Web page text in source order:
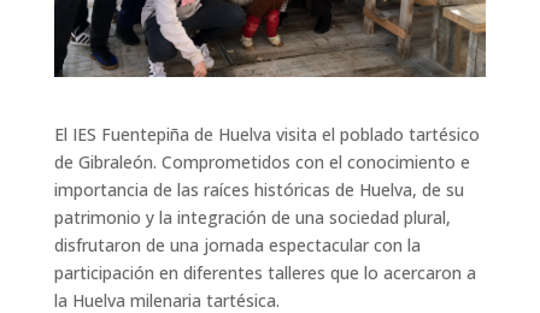
El IES Fuentepiña de Huelva visita el poblado tartésico
de Gibraleón. Comprometidos con el conocimiento e
importancia de las raíces históricas de Huelva, de su
patrimonio y la integración de una sociedad plural,
disfrutaron de una jornada espectacular con la
participación en diferentes talleres que lo acercaron a
la Huelva milenaria tartésica.